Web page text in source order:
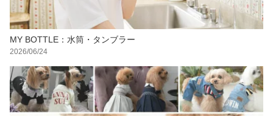
MY BOTTLE：水筒・タンブラー
2026/06/24